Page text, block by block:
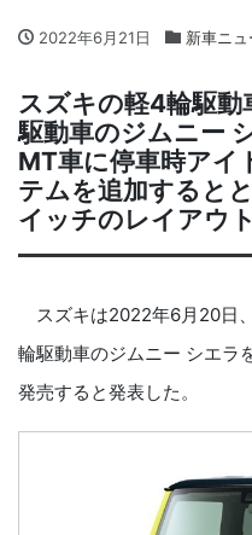
2022年6月21日 新車ニュ
スズキの軽4輪駆
駆動車のジムニー
MT車に停車時アイ
テムを追加すると
イッチのレイアウ
スズキは2022年6月20日
輪駆動車のジムニー シエラ
発売すると発表した。